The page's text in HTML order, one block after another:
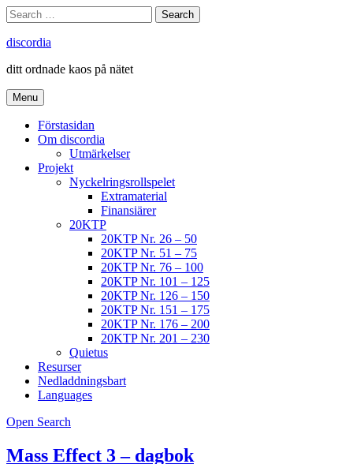
Skip
to
content
Search
Search
for:
discordia
ditt ordnade kaos på nätet
Menu
Förstasidan
Om discordia
Utmärkelser
Projekt
Nyckelringsrollspelet
Extramaterial
Finansiärer
20KTP
20KTP Nr. 26 – 50
20KTP Nr. 51 – 75
20KTP Nr. 76 – 100
20KTP Nr. 101 – 125
20KTP Nr. 126 – 150
20KTP Nr. 151 – 175
20KTP Nr. 176 – 200
20KTP Nr. 201 – 230
Quietus
Resurser
Nedladdningsbart
Languages
Open Search
Mass Effect 3 – dagbok